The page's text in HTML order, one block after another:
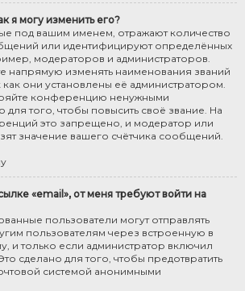
я могу изменить его?
под вашим именем, отражают количество
или идентифицируют определённых
модераторов и администраторов.
напрямую изменять наименования званий
они установлены её администратором.
конференцию ненужными
того, чтобы повысить своё звание. На
это запрещено, и модератор или
значение вашего счётчика сообщений.
«email», от меня требуют войти на
пользователи могут отправлять
пользователям через встроенную в
только если администратор включил
сделано для того, чтобы предотвратить
системой анонимными